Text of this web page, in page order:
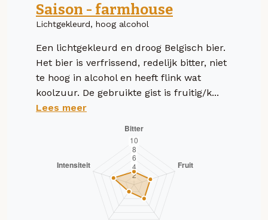
Saison - farmhouse
Lichtgekleurd, hoog alcohol
Een lichtgekleurd en droog Belgisch bier.
Het bier is verfrissend, redelijk bitter, niet
te hoog in alcohol en heeft flink wat
koolzuur. De gebruikte gist is fruitig/k...
Lees meer